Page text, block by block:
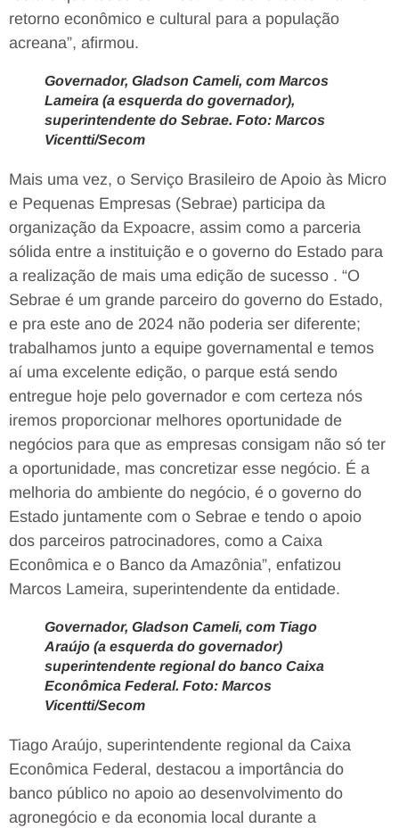
retorno econômico e cultural para a população
acreana”, afirmou.
Governador, Gladson Cameli, com Marcos
Lameira (a esquerda do governador),
superintendente do Sebrae. Foto: Marcos
Vicentti/Secom
Mais uma vez, o Serviço Brasileiro de Apoio às Micro
e Pequenas Empresas (Sebrae) participa da
organização da Expoacre, assim como a parceria
sólida entre a instituição e o governo do Estado para
a realização de mais uma edição de sucesso . “O
Sebrae é um grande parceiro do governo do Estado,
e pra este ano de 2024 não poderia ser diferente;
trabalhamos junto a equipe governamental e temos
aí uma excelente edição, o parque está sendo
entregue hoje pelo governador e com certeza nós
iremos proporcionar melhores oportunidade de
negócios para que as empresas consigam não só ter
a oportunidade, mas concretizar esse negócio. É a
melhoria do ambiente do negócio, é o governo do
Estado juntamente com o Sebrae e tendo o apoio
dos parceiros patrocinadores, como a Caixa
Econômica e o Banco da Amazônia”, enfatizou
Marcos Lameira, superintendente da entidade.
Governador, Gladson Cameli, com Tiago
Araújo (a esquerda do governador)
superintendente regional do banco Caixa
Econômica Federal. Foto: Marcos
Vicentti/Secom
Tiago Araújo, superintendente regional da Caixa
Econômica Federal, destacou a importância do
banco público no apoio ao desenvolvimento do
agronegócio e da economia local durante a